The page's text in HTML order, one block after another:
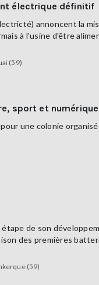
électrique définitif
annoncent la
à l'usine d'être
(59)
sport et
une colonie
de son
des premières
(59)